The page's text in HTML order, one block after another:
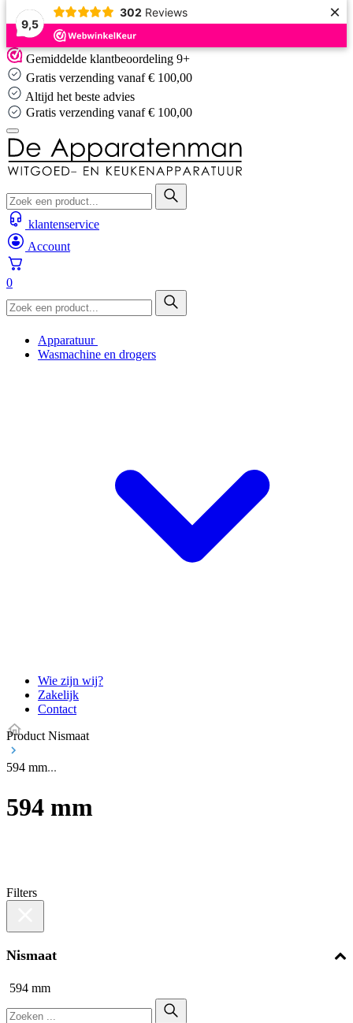
9,5
302 Reviews ×
Skip
to
content
Gemiddelde klantbeoordeling 9+
Gratis verzending vanaf € 100,00
Altijd het beste advies
Gratis verzending vanaf € 100,00
klantenservice
Account
0
Apparatuur
Wasmachine en drogers
Wie zijn wij?
Zakelijk
Contact
Product Nismaat
594 mm
594 mm
Filters
Nismaat
594 mm